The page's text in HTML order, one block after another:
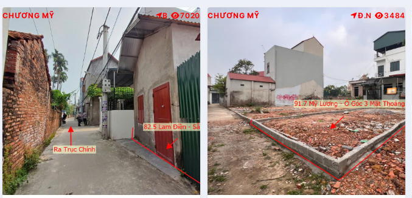
CHƯƠNG MỸ B 7020 CHƯƠNG MỸ Đ.N 3484